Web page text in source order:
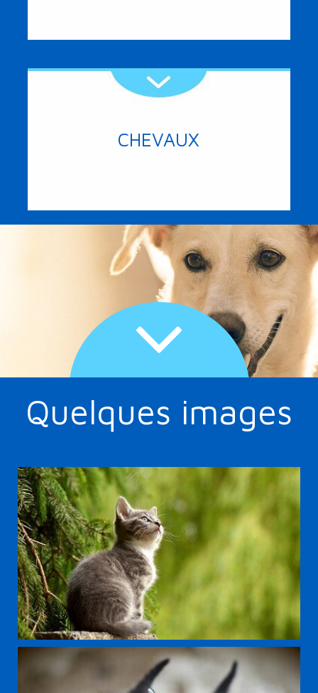
CHEVAUX
Quelques images